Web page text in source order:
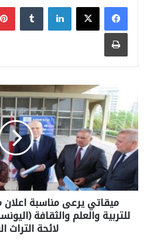
لينكدإن
طباعة
ميقاتي يرعى مناسبة اعلان
للتربية والعلم والثقافة
لائحة التراث